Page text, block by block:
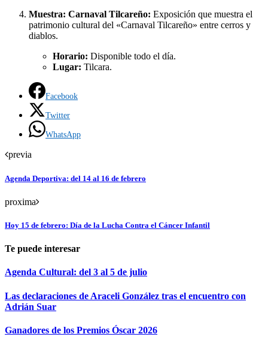
Muestra: Carnaval Tilcareño: Exposición que muestra el
patrimonio cultural del «Carnaval Tilcareño» entre cerros y
diablos.
Horario: Disponible todo el día.
Lugar: Tilcara.
Facebook
Twitter
WhatsApp
previa
Agenda Deportiva: del 14 al 16 de febrero
proxima
Hoy 15 de febrero: Día de la Lucha Contra el Cáncer Infantil
Te puede interesar
Agenda Cultural: del 3 al 5 de julio
Las declaraciones de Araceli González tras el encuentro con
Adrián Suar
Ganadores de los Premios Óscar 2026